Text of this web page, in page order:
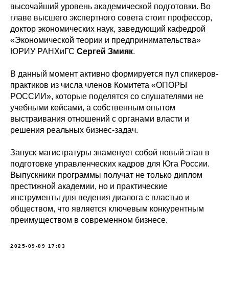
высочайший уровень академической подготовки. Во
главе высшего экспертного совета стоит профессор,
доктор экономических наук, заведующий кафедрой
«Экономической теории и предпринимательства»
ЮРИУ РАНХиГС Сергей Змияк.
В данный момент активно формируется пул спикеров-
практиков из числа членов Комитета «ОПОРЫ
РОССИИ», которые поделятся со слушателями не
учебными кейсами, а собственным опытом
выстраивания отношений с органами власти и
решения реальных бизнес-задач.
Запуск магистратуры знаменует собой новый этап в
подготовке управленческих кадров для Юга России.
Выпускники программы получат не только диплом
престижной академии, но и практические
инструменты для ведения диалога с властью и
обществом, что является ключевым конкурентным
преимуществом в современном бизнесе.
2025-09-09 17:03